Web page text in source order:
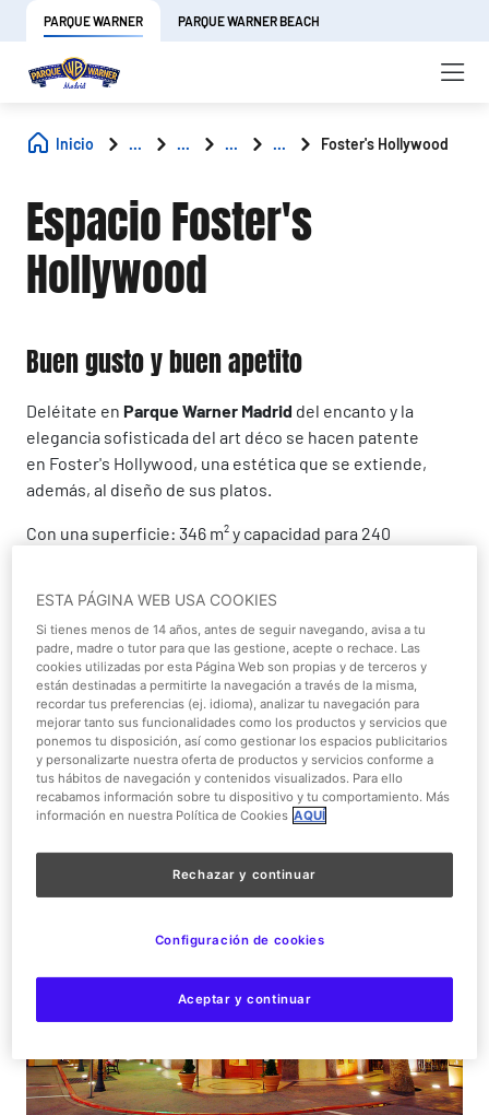
PARQUE WARNER PARQUE WARNER BEACH
Inicio ... ... ... ... Foster's Hollywood
Espacio Foster's
Hollywood
Buen gusto y buen apetito
Deléitate en Parque Warner Madrid del encanto y la
elegancia sofisticada del art déco se hacen patente
en Foster's Hollywood, una estética que se extiende,
además, al diseño de sus platos.
Con una superficie: 346 m² y capacidad para 240
Aseos
Climatización
Iluminación
Restauración
ESTA PÁGINA WEB USA COOKIES
Si tienes menos de 14 años, antes de seguir navegando, avisa a tu
padre, madre o tutor para que las gestione, acepte o rechace. Las
cookies utilizadas por esta Página Web son propias y de terceros y
están destinadas a permitirte la navegación a través de la misma,
recordar tus preferencias (ej. idioma), analizar tu navegación para
mejorar tanto sus funcionalidades como los productos y servicios que
ponemos tu disposición, así como gestionar los espacios publicitarios
y personalizarte nuestra oferta de productos y servicios conforme a
tus hábitos de navegación y contenidos visualizados. Para ello
recabamos información sobre tu dispositivo y tu comportamiento. Más
información en nuestra Política de Cookies AQUÍ
Rechazar y continuar
Aceptar y continuar
Configuración de cookies